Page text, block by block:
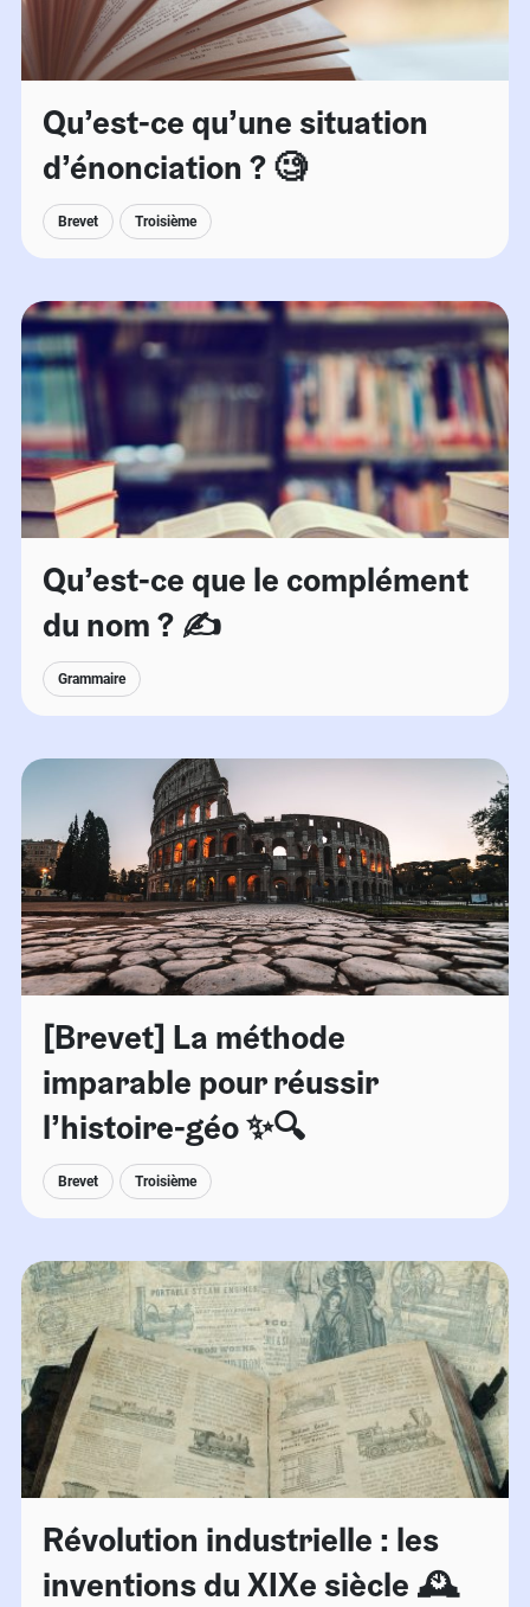
Qu’est-ce qu’une situation
d’énonciation ? 🧐
Brevet Troisième
Qu’est-ce que le complément
du nom ? ✍️
Grammaire
[Brevet] La méthode
imparable pour réussir
l’histoire-géo ✨🔍
Brevet Troisième
Révolution industrielle : les
inventions du XIXe siècle 🕰